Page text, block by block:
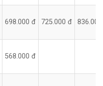
698.000 đ 725.000 đ
568.000 đ